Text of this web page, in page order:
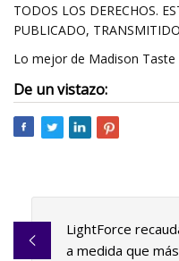
TODOS LOS DERECHOS.
PUBLICADO,
Lo mejor de Madison
De un vistazo:
LightForce
a medida que